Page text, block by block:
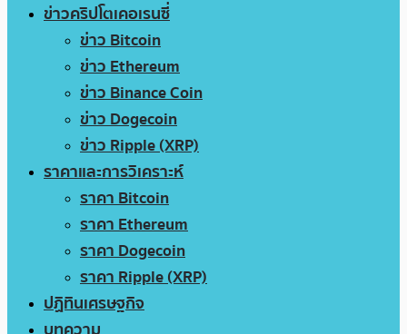
ข่าวคริปโตเคอเรนซี่
ข่าว Bitcoin
ข่าว Ethereum
ข่าว Binance Coin
ข่าว Dogecoin
ข่าว Ripple (XRP)
ราคาและการวิเคราะห์
ราคา Bitcoin
ราคา Ethereum
ราคา Dogecoin
ราคา Ripple (XRP)
ปฏิทินเศรษฐกิจ